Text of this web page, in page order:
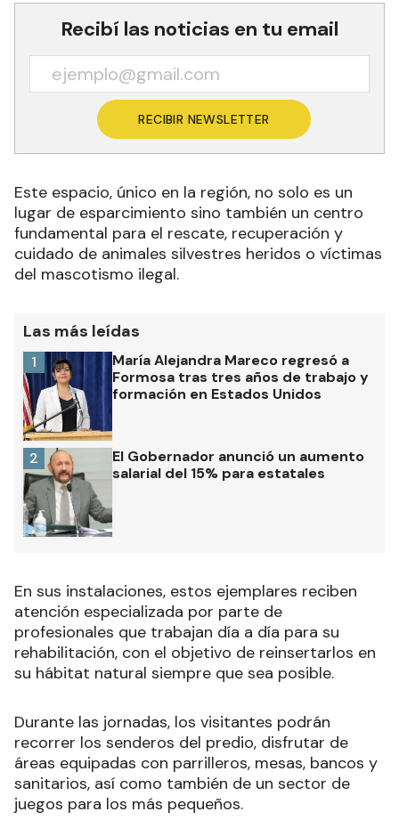
Recibí las noticias en tu email
RECIBIR NEWSLETTER
Este espacio, único en la región, no solo es un
lugar de esparcimiento sino también un centro
fundamental para el rescate, recuperación y
cuidado de animales silvestres heridos o víctimas
del mascotismo ilegal.
Las más leídas
María Alejandra Mareco regresó a
Formosa tras tres años de trabajo y
formación en Estados Unidos
1
El Gobernador anunció un aumento
salarial del 15% para estatales
2
En sus instalaciones, estos ejemplares reciben
atención especializada por parte de
profesionales que trabajan día a día para su
rehabilitación, con el objetivo de reinsertarlos en
su hábitat natural siempre que sea posible.
Durante las jornadas, los visitantes podrán
recorrer los senderos del predio, disfrutar de
áreas equipadas con parrilleros, mesas, bancos y
sanitarios, así como también de un sector de
juegos para los más pequeños.